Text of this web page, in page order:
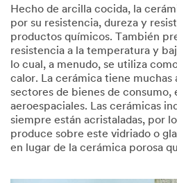
Hecho de arcilla cocida, la
por su resistencia, dureza y
productos químicos. También
resistencia a la temperatura y
lo cual, a menudo, se utiliza
calor. La cerámica tiene muchas
sectores de bienes de consumo,
aeroespaciales. Las cerámicas
siempre están acristaladas, por
produce sobre este vidriado o
en lugar de la cerámica porosa